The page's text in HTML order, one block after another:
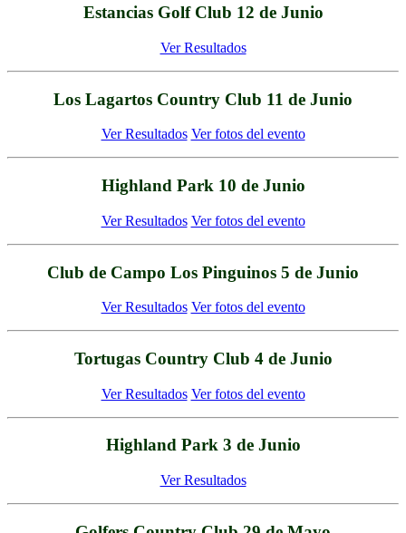
Estancias Golf Club 12 de Junio
Ver Resultados
Los Lagartos Country Club 11 de Junio
Ver Resultados Ver fotos del evento
Highland Park 10 de Junio
Ver Resultados Ver fotos del evento
Club de Campo Los Pinguinos 5 de Junio
Ver Resultados Ver fotos del evento
Tortugas Country Club 4 de Junio
Ver Resultados Ver fotos del evento
Highland Park 3 de Junio
Ver Resultados